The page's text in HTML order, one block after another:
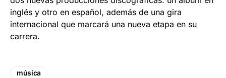
inglés y otro en español, además de una gira
internacional que marcará una nueva etapa en su
carrera.
música